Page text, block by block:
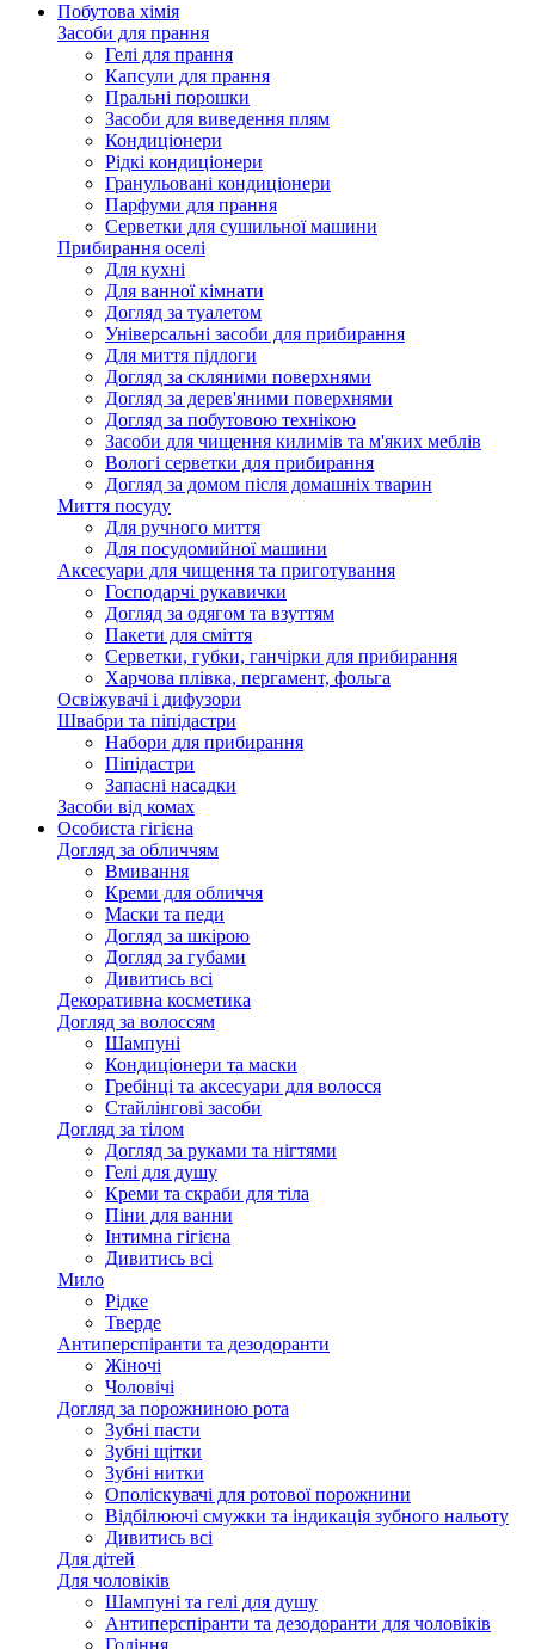
Побутова хімія
Засоби для прання
Гелі для прання
Капсули для прання
Пральні порошки
Засоби для виведення плям
Кондиціонери
Рідкі кондиціонери
Гранульовані кондиціонери
Парфуми для прання
Серветки для сушильної машини
Прибирання оселі
Для кухні
Для ванної кімнати
Догляд за туалетом
Універсальні засоби для прибирання
Для миття підлоги
Догляд за скляними поверхнями
Догляд за дерев'яними поверхнями
Догляд за побутовою технікою
Засоби для чищення килимів та м'яких меблів
Вологі серветки для прибирання
Догляд за домом після домашніх тварин
Миття посуду
Для ручного миття
Для посудомийної машини
Аксесуари для чищення та приготування
Господарчі рукавички
Догляд за одягом та взуттям
Пакети для сміття
Серветки, губки, ганчірки для прибирання
Харчова плівка, пергамент, фольга
Освіжувачі і дифузори
Швабри та піпідастри
Набори для прибирання
Піпідастри
Запасні насадки
Засоби від комах
Особиста гігієна
Догляд за обличчям
Вмивання
Креми для обличчя
Маски та педи
Догляд за шкірою
Догляд за губами
Дивитись всі
Декоративна косметика
Догляд за волоссям
Шампуні
Кондиціонери та маски
Гребінці та аксесуари для волосся
Стайлінгові засоби
Догляд за тілом
Догляд за руками та нігтями
Гелі для душу
Креми та скраби для тіла
Піни для ванни
Інтимна гігієна
Дивитись всі
Мило
Рідке
Тверде
Антиперспіранти та дезодоранти
Жіночі
Чоловічі
Догляд за порожниною рота
Зубні пасти
Зубні щітки
Зубні нитки
Ополіскувачі для ротової порожнини
Відбілюючі смужки та індикація зубного нальоту
Дивитись всі
Для дітей
Для чоловіків
Шампуні та гелі для душу
Антиперспіранти та дезодоранти для чоловіків
Гоління